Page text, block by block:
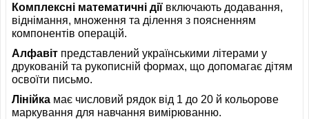
Комплексні математичні дії включають додавання,
віднімання, множення та ділення з поясненням
компонентів операцій.
Алфавіт представлений українськими літерами у
друкованій та рукописній формах, що допомагає дітям
освоїти письмо.
Лінійка має числовий рядок від 1 до 20 й кольорове
маркування для навчання вимірюванню.